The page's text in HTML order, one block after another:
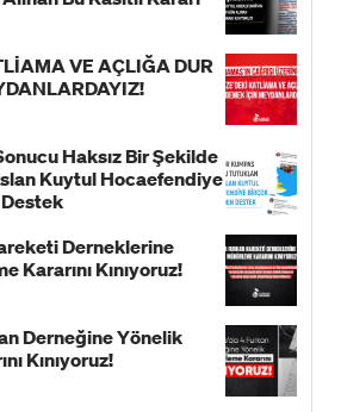
VE AÇLIĞA DUR
Haksız Bir Şekilde
Kuytul Hocaefendiye
Derneklerine
Kararını Kınıyoruz!
Derneğine Yönelik
Kınıyoruz!